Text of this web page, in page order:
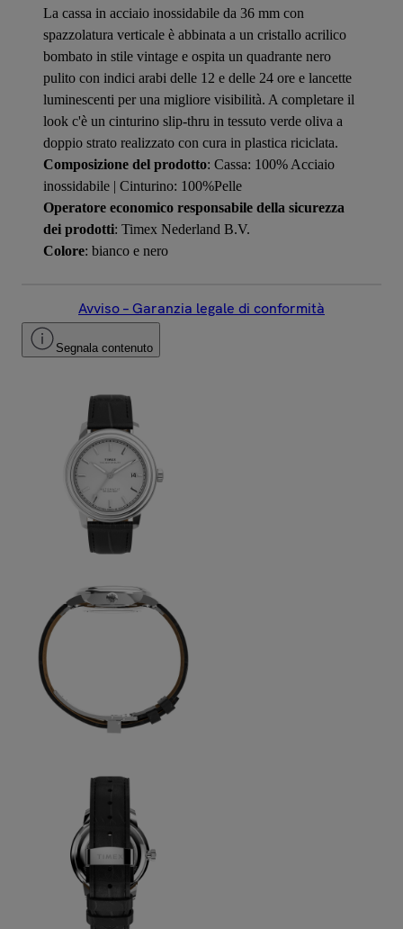
La cassa in acciaio inossidabile da 36 mm con
spazzolatura verticale è abbinata a un cristallo acrilico
bombato in stile vintage e ospita un quadrante nero
pulito con indici arabi delle 12 e delle 24 ore e lancette
luminescenti per una migliore visibilità. A completare il
look c'è un cinturino slip-thru in tessuto verde oliva a
doppio strato realizzato con cura in plastica riciclata.
Composizione del prodotto: Cassa: 100% Acciaio
inossidabile | Cinturino: 100%Pelle
Operatore economico responsabile della sicurezza
dei prodotti: Timex Nederland B.V.
Colore: bianco e nero
Avviso – Garanzia legale di conformità
Segnala contenuto